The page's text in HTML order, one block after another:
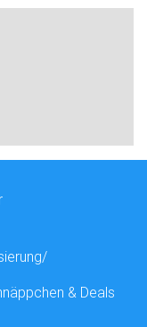
& Deals